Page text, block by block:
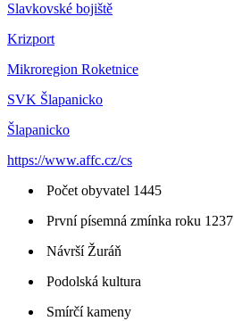
Slavkovské bojiště
Krizport
Mikroregion Roketnice
SVK Šlapanicko
Šlapanicko
https://www.affc.cz/cs
Počet obyvatel 1445
První písemná zmínka roku 1237
Návrší Žuráň
Podolská kultura
Smírčí kameny